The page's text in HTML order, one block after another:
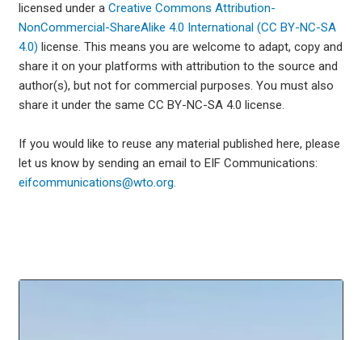
licensed under a Creative Commons Attribution-
NonCommercial-ShareAlike 4.0 International (CC BY-NC-SA
4.0) license. This means you are welcome to adapt, copy and
share it on your platforms with attribution to the source and
author(s), but not for commercial purposes. You must also
share it under the same CC BY-NC-SA 4.0 license.
If you would like to reuse any material published here, please
let us know by sending an email to EIF Communications:
eifcommunications@wto.org.